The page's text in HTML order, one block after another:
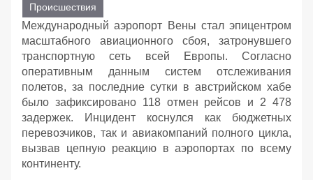
Происшествия
Международный аэропорт Вены стал эпицентром
масштабного авиационного сбоя, затронувшего
транспортную сеть всей Европы. Согласно
оперативным данным систем отслеживания
полетов, за последние сутки в австрийском хабе
было зафиксировано 118 отмен рейсов и 2 478
задержек. Инцидент коснулся как бюджетных
перевозчиков, так и авиакомпаний полного цикла,
вызвав цепную реакцию в аэропортах по всему
континенту.